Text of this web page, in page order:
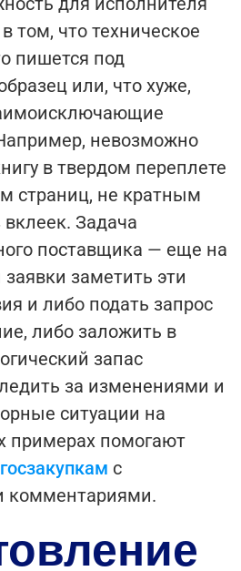
том, что техническое
пишется под
или, что хуже,
невозможно
в твердом переплете
страниц, не кратным
Задача
поставщика — еще на
заметить эти
и либо подать запрос
либо заложить в
запас
за изменениями и
ситуации на
примерах помогают
с
комментариями.